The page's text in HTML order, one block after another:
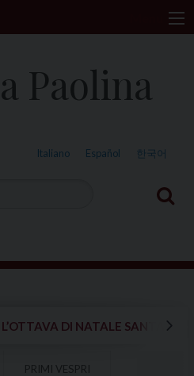
Italiano Español 한국어
Paolina
DI NATALE SANTA
PRIMI VESPRI